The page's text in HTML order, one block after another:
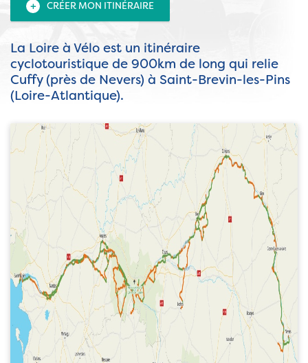
+ CRÉER MON ITINÉRAIRE
La Loire à Vélo est un itinéraire
cyclotouristique de 900km de long qui relie
Cuffy (près de Nevers) à Saint-Brevin-les-Pins
(Loire-Atlantique).